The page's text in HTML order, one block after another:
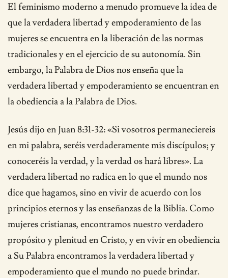
El feminismo moderno a menudo promueve la idea de
que la verdadera libertad y empoderamiento de las
mujeres se encuentra en la liberación de las normas
tradicionales y en el ejercicio de su autonomía. Sin
embargo, la Palabra de Dios nos enseña que la
verdadera libertad y empoderamiento se encuentran en
la obediencia a la Palabra de Dios.
Jesús dijo en Juan 8:31-32: «Si vosotros permaneciereis
en mi palabra, seréis verdaderamente mis discípulos; y
conoceréis la verdad, y la verdad os hará libres». La
verdadera libertad no radica en lo que el mundo nos
dice que hagamos, sino en vivir de acuerdo con los
principios eternos y las enseñanzas de la Biblia. Como
mujeres cristianas, encontramos nuestro verdadero
propósito y plenitud en Cristo, y en vivir en obediencia
a Su Palabra encontramos la verdadera libertad y
empoderamiento que el mundo no puede brindar.